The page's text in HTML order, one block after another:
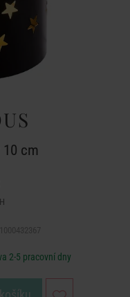
10 cm
2-5 pracovní dny